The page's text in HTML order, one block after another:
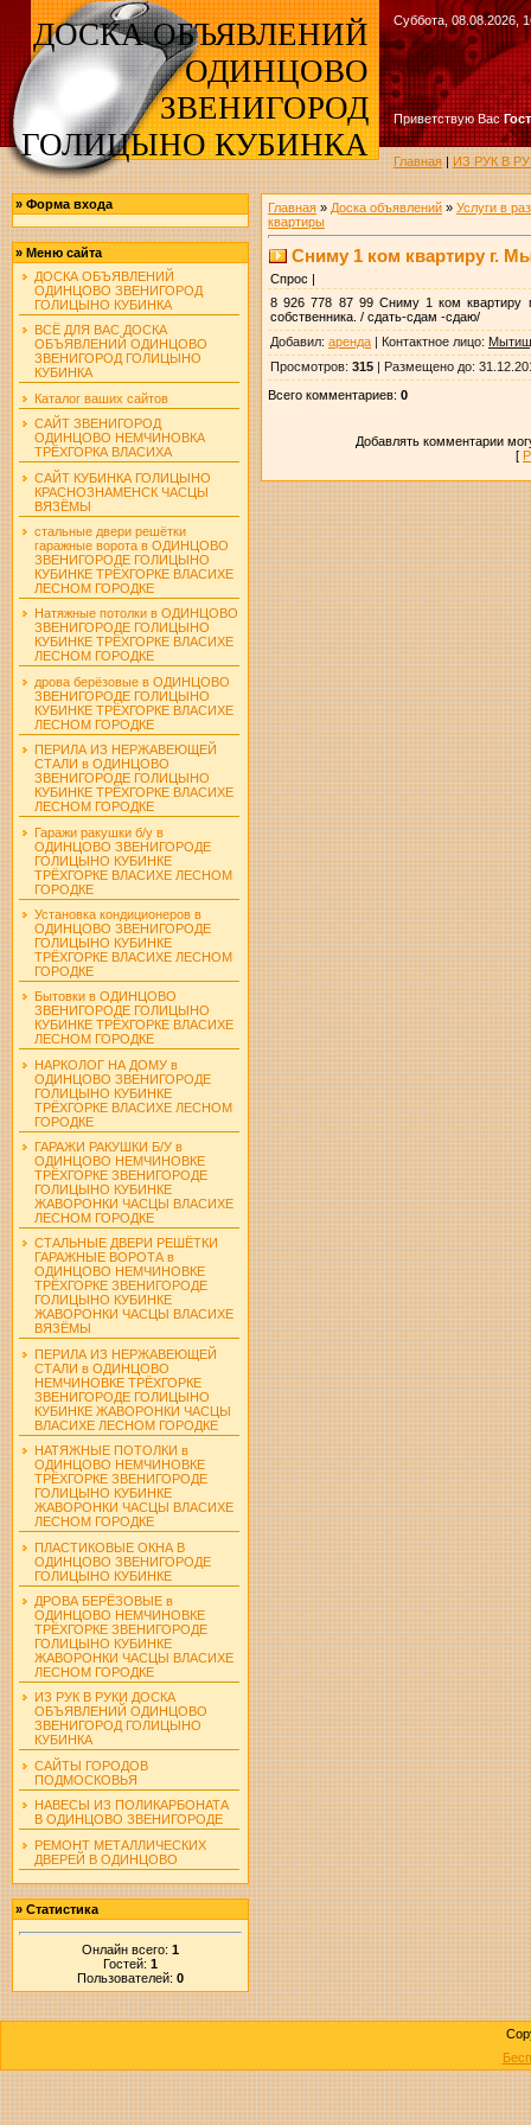
ДОСКА ОБЪЯВЛЕНИЙ
ОДИНЦОВО
ЗВЕНИГОРОД
ГОЛИЦЫНО КУБИНКА
Суббота, 08.08.2026,
Приветствую Вас
Главная|ИЗ РУК В
» Форма входа
» Меню сайта
ДОСКА ОБЪЯВЛЕНИЙ
ОДИНЦОВО ЗВЕНИГОРОД
ГОЛИЦЫНО КУБИНКА
ВСЁ ДЛЯ ВАС ДОСКА
ОБЪЯВЛЕНИЙ ОДИНЦОВО
ЗВЕНИГОРОД ГОЛИЦЫНО
КУБИНКА
Каталог ваших сайтов
САЙТ ЗВЕНИГОРОД
ОДИНЦОВО НЕМЧИНОВКА
ТРЁХГОРКА ВЛАСИХА
САЙТ КУБИНКА ГОЛИЦЫНО
КРАСНОЗНАМЕНСК ЧАСЦЫ
ВЯЗЁМЫ
стальные двери решётки
гаражные ворота в ОДИНЦОВО
ЗВЕНИГОРОДЕ ГОЛИЦЫНО
КУБИНКЕ ТРЁХГОРКЕ ВЛАСИХЕ
ЛЕСНОМ ГОРОДКЕ
Натяжные потолки в ОДИНЦОВО
ЗВЕНИГОРОДЕ ГОЛИЦЫНО
КУБИНКЕ ТРЁХГОРКЕ ВЛАСИХЕ
ЛЕСНОМ ГОРОДКЕ
дрова берёзовые в ОДИНЦОВО
ЗВЕНИГОРОДЕ ГОЛИЦЫНО
КУБИНКЕ ТРЁХГОРКЕ ВЛАСИХЕ
ЛЕСНОМ ГОРОДКЕ
ПЕРИЛА ИЗ НЕРЖАВЕЮЩЕЙ
СТАЛИ в ОДИНЦОВО
ЗВЕНИГОРОДЕ ГОЛИЦЫНО
КУБИНКЕ ТРЁХГОРКЕ ВЛАСИХЕ
ЛЕСНОМ ГОРОДКЕ
Гаражи ракушки б/у в
ОДИНЦОВО ЗВЕНИГОРОДЕ
ГОЛИЦЫНО КУБИНКЕ
ТРЁХГОРКЕ ВЛАСИХЕ ЛЕСНОМ
ГОРОДКЕ
Установка кондиционеров в
ОДИНЦОВО ЗВЕНИГОРОДЕ
ГОЛИЦЫНО КУБИНКЕ
ТРЁХГОРКЕ ВЛАСИХЕ ЛЕСНОМ
ГОРОДКЕ
Бытовки в ОДИНЦОВО
ЗВЕНИГОРОДЕ ГОЛИЦЫНО
КУБИНКЕ ТРЁХГОРКЕ ВЛАСИХЕ
ЛЕСНОМ ГОРОДКЕ
НАРКОЛОГ НА ДОМУ в
ОДИНЦОВО ЗВЕНИГОРОДЕ
ГОЛИЦЫНО КУБИНКЕ
ТРЁХГОРКЕ ВЛАСИХЕ ЛЕСНОМ
ГОРОДКЕ
ГАРАЖИ РАКУШКИ Б/У в
ОДИНЦОВО НЕМЧИНОВКЕ
ТРЁХГОРКЕ ЗВЕНИГОРОДЕ
ГОЛИЦЫНО КУБИНКЕ
ЖАВОРОНКИ ЧАСЦЫ ВЛАСИХЕ
ЛЕСНОМ ГОРОДКЕ
СТАЛЬНЫЕ ДВЕРИ РЕШЁТКИ
ГАРАЖНЫЕ ВОРОТА в
ОДИНЦОВО НЕМЧИНОВКЕ
ТРЁХГОРКЕ ЗВЕНИГОРОДЕ
ГОЛИЦЫНО КУБИНКЕ
ЖАВОРОНКИ ЧАСЦЫ ВЛАСИХЕ
ВЯЗЁМЫ
ПЕРИЛА ИЗ НЕРЖАВЕЮЩЕЙ
СТАЛИ в ОДИНЦОВО
НЕМЧИНОВКЕ ТРЁХГОРКЕ
ЗВЕНИГОРОДЕ ГОЛИЦЫНО
КУБИНКЕ ЖАВОРОНКИ ЧАСЦЫ
ВЛАСИХЕ ЛЕСНОМ ГОРОДКЕ
НАТЯЖНЫЕ ПОТОЛКИ в
ОДИНЦОВО НЕМЧИНОВКЕ
ТРЁХГОРКЕ ЗВЕНИГОРОДЕ
ГОЛИЦЫНО КУБИНКЕ
ЖАВОРОНКИ ЧАСЦЫ ВЛАСИХЕ
ЛЕСНОМ ГОРОДКЕ
ПЛАСТИКОВЫЕ ОКНА В
ОДИНЦОВО ЗВЕНИГОРОДЕ
ГОЛИЦЫНО КУБИНКЕ
ДРОВА БЕРЁЗОВЫЕ в
ОДИНЦОВО НЕМЧИНОВКЕ
ТРЁХГОРКЕ ЗВЕНИГОРОДЕ
ГОЛИЦЫНО КУБИНКЕ
ЖАВОРОНКИ ЧАСЦЫ ВЛАСИХЕ
ЛЕСНОМ ГОРОДКЕ
ИЗ РУК В РУКИ ДОСКА
ОБЪЯВЛЕНИЙ ОДИНЦОВО
ЗВЕНИГОРОД ГОЛИЦЫНО
КУБИНКА
САЙТЫ ГОРОДОВ
ПОДМОСКОВЬЯ
НАВЕСЫ ИЗ ПОЛИКАРБОНАТА
В ОДИНЦОВО ЗВЕНИГОРОДЕ
РЕМОНТ МЕТАЛЛИЧЕСКИХ
ДВЕРЕЙ В ОДИНЦОВО
» Статистика
Онлайн всего: 1
Гостей: 1
Пользователей: 0
Главная» Доска объявлений» Услуги в
квартиры
Сниму 1 ком квартиру г.
Спрос |
8 926 778 87 99 Сниму 1 ком
собственника. / сдать-сдам -сдаю/
Добавил: аренда| Контактное лицо:
Просмотров: 315| Размещено до:
Всего комментариев: 0
Добавлять комментарии
[